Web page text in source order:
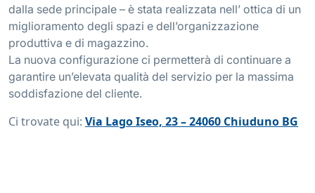
dalla sede principale – è stata realizzata nell’ ottica di un
miglioramento degli spazi e dell’organizzazione
produttiva e di magazzino.
La nuova configurazione ci permetterà di continuare a
garantire un’elevata qualità del servizio per la massima
soddisfazione del cliente.
Ci trovate qui: Via Lago Iseo, 23 – 24060 Chiuduno BG